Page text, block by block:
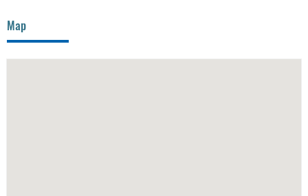
Map